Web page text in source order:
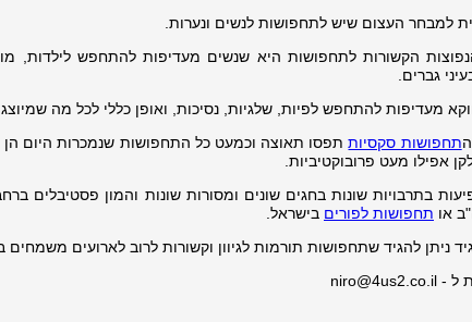
למבחר העצום שיש לתחפושות לנשים ונערות.
הקשורות לתחפושות היא שנשים מעדיפות להתחפש לילדות,
גברים.
מעדיפות להתחפש לפיות, שלגיות, נסיכות, ואופן כללי לכל מה שמיוצג
תחפושות סקסיותתפסו תאוצה וכמעט כל התחפושות שנמכרות היום הן
אפילו מעט פרובוקטיביות.
בתרבויות שונות בחגים שונים ומסורות שונות והמון פסטיבלים
תחפושות לפורים בישראל.
ניתן להגיד שתחפושות תורמות לגיוון וקשורות לרוב לארועים משמחים
ל - niro@4us2.co.il